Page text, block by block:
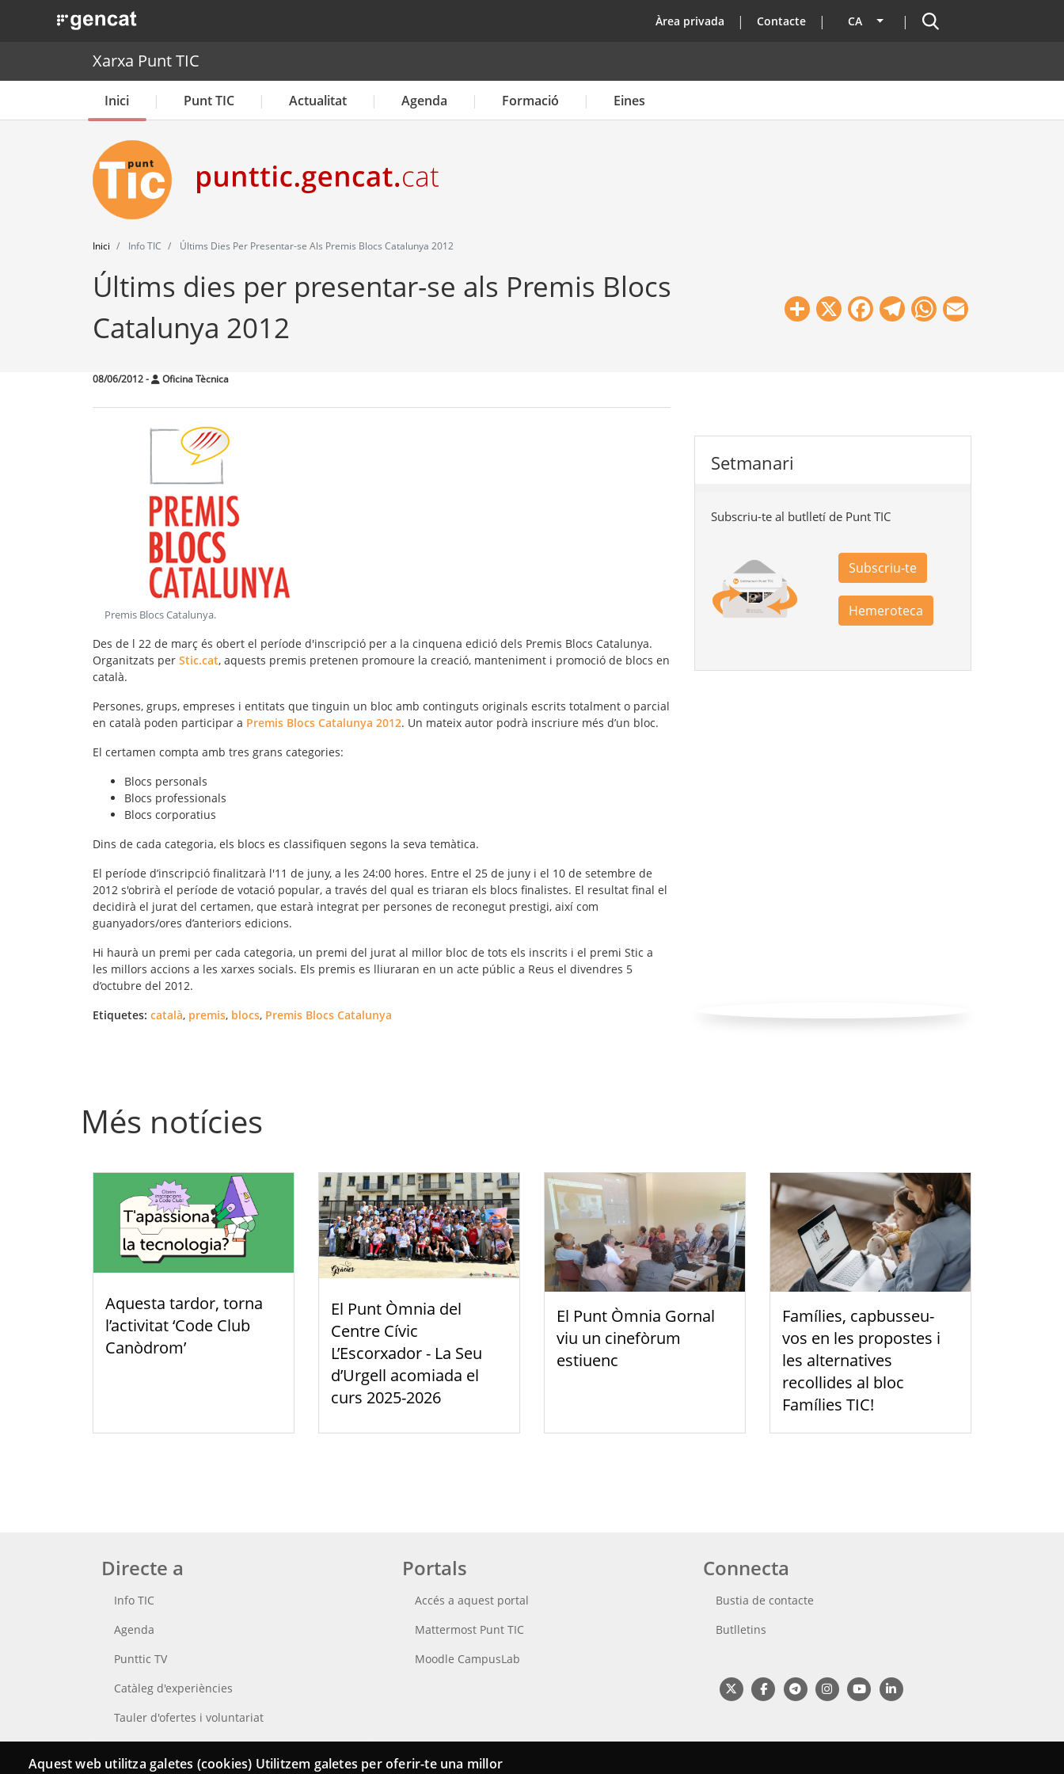
. Obre en una nova finestra. top
Àrea privada Contacte CA Llista les accions addicionals
Cercador
Xarxa Punt TIC
Inici Punt TIC Actualitat Agenda Formació Eines
Inici Info TIC Últims Dies Per Presentar-se Als Premis Blocs Catalunya 2012
Últims dies per presentar-se als Premis Blocs
Catalunya 2012
Share
X Facebook
Telegram
WhatsApp
08/06/2012- Oficina Tècnica
Premis Blocs Catalunya.
Des de l 22 de març és obert el període d'inscripció per a la cinquena edició dels Premis Blocs Catalunya.
Organitzats per Stic.cat, aquests premis pretenen promoure la creació, manteniment i promoció de blocs en
català.
Persones, grups, empreses i entitats que tinguin un bloc amb continguts originals escrits totalment o parcial
en català poden participar a Premis Blocs Catalunya 2012. Un mateix autor podrà inscriure més d’un bloc.
El certamen compta amb tres grans categories:
Blocs personals
Blocs professionals
Blocs corporatius
Dins de cada categoria, els blocs es classifiquen segons la seva temàtica.
El període d’inscripció finalitzarà l'11 de juny, a les 24:00 hores. Entre el 25 de juny i el 10 de setembre de
2012 s'obrirà el període de votació popular, a través del qual es triaran els blocs finalistes. El resultat final el
decidirà el jurat del certamen, que estarà integrat per persones de reconegut prestigi, així com
guanyadors/ores d’anteriors edicions.
Hi haurà un premi per cada categoria, un premi del jurat al millor bloc de tots els inscrits i el premi Stic a
les millors accions a les xarxes socials. Els premis es lliuraran en un acte públic a Reus el divendres 5
d’octubre del 2012.
Etiquetes: català, premis, blocs, Premis Blocs Catalunya
Setmanari
Subscriu-te al butlletí de Punt TIC
Subscriu-te
Hemeroteca
Més notícies
Aquesta tardor, torna
l’activitat ‘Code Club
Canòdrom’
El Punt Òmnia del
Centre Cívic
L’Escorxador - La Seu
d’Urgell acomiada el
curs 2025-2026
El Punt Òmnia Gornal
viu un cinefòrum
estiuenc
Famílies, capbusseu-
vos en les propostes i
les alternatives
recollides al bloc
Famílies TIC!
Directe a
Info TIC
Agenda
Punttic TV
Catàleg d'experiències
Tauler d'ofertes i voluntariat
Cerca el teu Punt TIC
Portals
Accés a aquest portal
Mattermost Punt TIC
Moodle CampusLab
Connecta
Bustia de contacte
Butlletins
Aquest web utilitza galetes (cookies) Utilitzem galetes per oferir-te una millor